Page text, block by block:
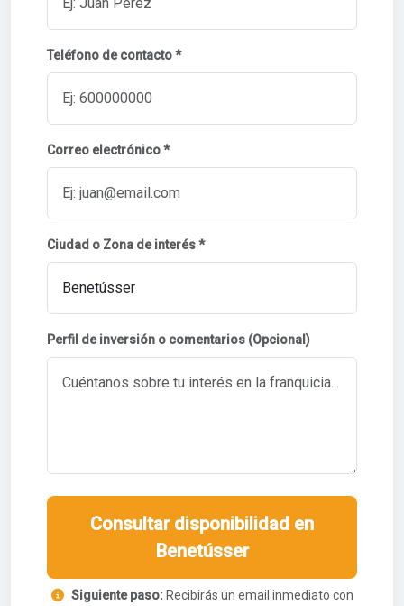
Teléfono de contacto *
Correo electrónico *
Ciudad o Zona de interés *
Perfil de inversión o comentarios (Opcional)
Consultar disponibilidad en
Benetússer
Siguiente paso:Recibirás un email inmediato con